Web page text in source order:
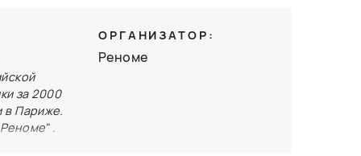
Эти
деле —
за 2000
в Париже.
.
ОРГАНИЗАТОР:
Реноме